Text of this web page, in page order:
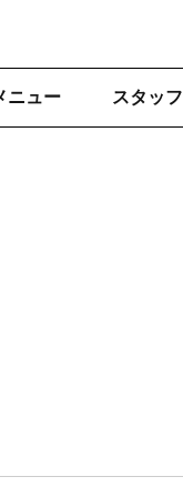
ニュー スタッフ